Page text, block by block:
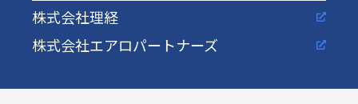
株式会社理経
株式会社エアロパートナーズ